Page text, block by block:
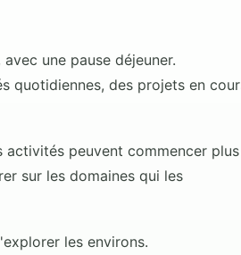
une pause déjeuner.
quotidiennes, des projets en
activités peuvent commencer plus
sur les domaines qui les
les environs.